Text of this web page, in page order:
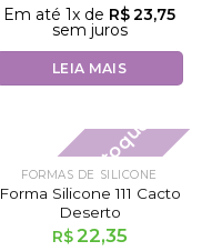
Em até 1x de R$23,75
sem juros
LEIA MAIS
Fora de estoque
FORMAS DE SILICONE
Forma Silicone 111 Cacto
Deserto
R$22,35